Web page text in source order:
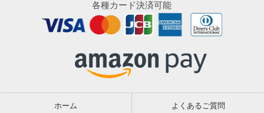
各種カード決済可能
ホーム よくあるご質問